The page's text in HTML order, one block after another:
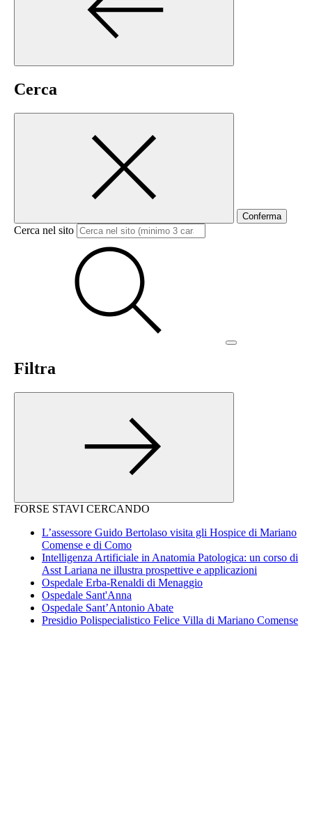
Cerca
Conferma
Cerca nel sito
Filtra
FORSE STAVI CERCANDO
L’assessore Guido Bertolaso visita gli Hospice di Mariano
Comense e di Como
Intelligenza Artificiale in Anatomia Patologica: un corso di
Asst Lariana ne illustra prospettive e applicazioni
Ospedale Erba-Renaldi di Menaggio
Ospedale Sant'Anna
Ospedale Sant’Antonio Abate
Presidio Polispecialistico Felice Villa di Mariano Comense